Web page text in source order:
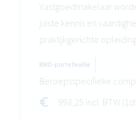
Vastgoedmakelaar
juiste kennis en
praktijkgerichte
KMO-portefeuille
Beroepsspecifieke
998,25 incl. BTW